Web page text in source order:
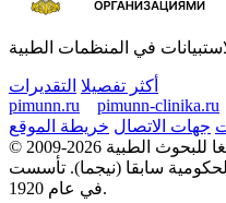
في المنظمات الطبية
أكثر تفصيلا التقديرات
pimunn.ru
pimunn-clinika.ru
جهات الاتصال خريطة الموقع
فولغا للبحوث الطبية
سابقا (نيجما). تأسست
في عام 1920.